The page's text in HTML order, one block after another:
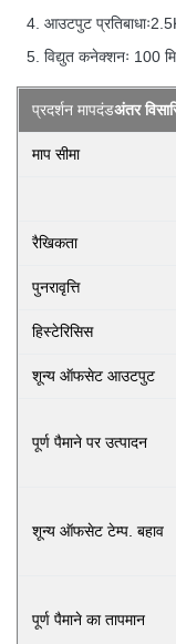
आउटपुट
विद्युत कनेक्शनः 100
प्रदर्शन मापदंडअंतर
माप सीमा
रैखिकता
पुनरावृत्ति
हिस्टेरिसिस
शून्य ऑफसेट आउटपुट
पूर्ण पैमाने पर उत्पादन
शून्य ऑफसेट टेम्प. बहाव
पूर्ण पैमाने का तापमान